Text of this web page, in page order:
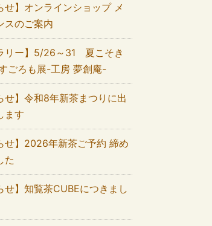
せ】オンラインショップ メ
スのご案内
リー】5/26～31 夏こそき
ごろも展-工房 夢創庵-
せ】令和8年新茶まつりに出
ます
せ】2026年新茶ご予約 締め
た
せ】知覧茶CUBEにつきまし